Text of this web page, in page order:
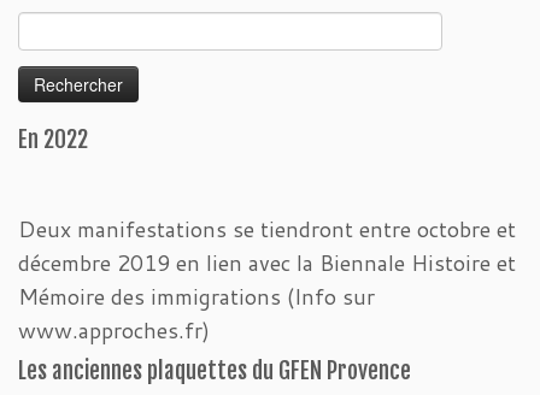
En 2022
Deux manifestations se tiendront entre octobre et
décembre 2019 en lien avec la Biennale Histoire et
Mémoire des immigrations (Info sur
www.approches.fr)
Les anciennes plaquettes du GFEN Provence